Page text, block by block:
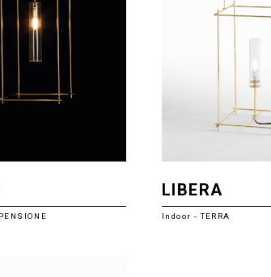
LIBERA
Indoor - TERRA